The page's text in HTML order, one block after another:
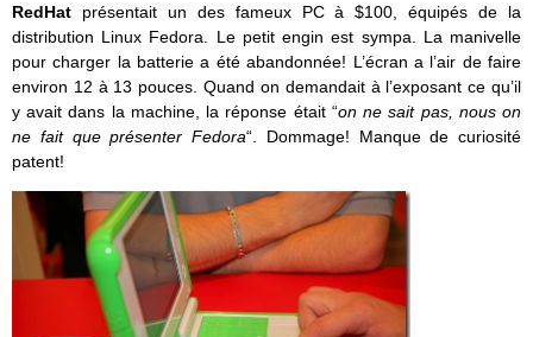
RedHat présentait un des fameux PC à $100, équipés de la
distribution Linux Fedora. Le petit engin est sympa. La manivelle
pour charger la batterie a été abandonnée! L’écran a l’air de faire
environ 12 à 13 pouces. Quand on demandait à l’exposant ce qu’il
y avait dans la machine, la réponse était “on ne sait pas, nous on
ne fait que présenter Fedora“. Dommage! Manque de curiosité
patent!